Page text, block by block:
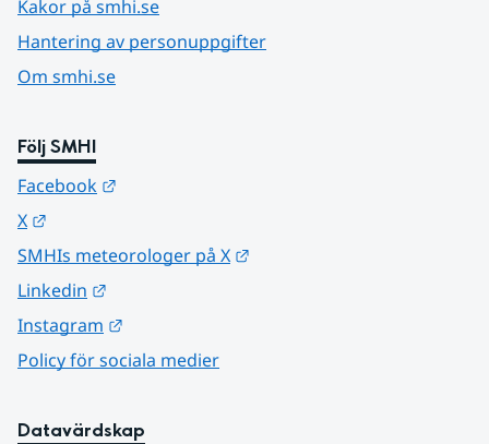
Kakor på smhi.se
Hantering av personuppgifter
Om smhi.se
Följ SMHI
Facebook
X
SMHIs meteorologer på X
Linkedin
Instagram
Policy för sociala medier
Datavärdskap